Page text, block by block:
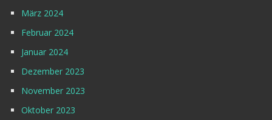
März 2024
Februar 2024
Januar 2024
Dezember 2023
November 2023
Oktober 2023